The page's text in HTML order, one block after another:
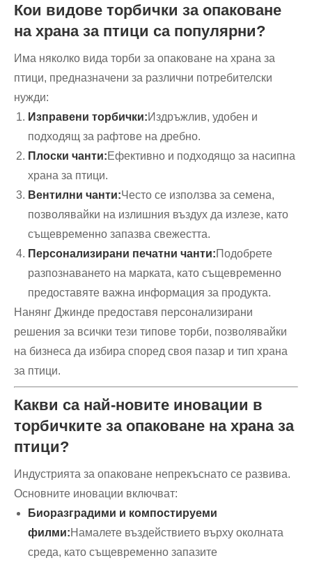
Кои видове торбички за опаковане
на храна за птици са популярни?
Има няколко вида торби за опаковане на храна за
птици, предназначени за различни потребителски
нужди:
Изправени торбички:Издръжлив, удобен и
подходящ за рафтове на дребно.
Плоски чанти:Ефективно и подходящо за насипна
храна за птици.
Вентилни чанти:Често се използва за семена,
позволявайки на излишния въздух да излезе, като
същевременно запазва свежестта.
Персонализирани печатни чанти:Подобрете
разпознаването на марката, като същевременно
предоставяте важна информация за продукта.
Нанянг Джинде предоставя персонализирани
решения за всички тези типове торби, позволявайки
на бизнеса да избира според своя пазар и тип храна
за птици.
Какви са най-новите иновации в
торбичките за опаковане на храна за
птици?
Индустрията за опаковане непрекъснато се развива.
Основните иновации включват:
Биоразградими и компостируеми
филми:Намалете въздействието върху околната
среда, като същевременно запазите